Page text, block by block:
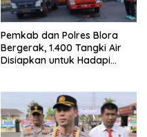
Pemkab dan Polres Blora
Bergerak, 1.400 Tangki Air
Disiapkan untuk Hadapi